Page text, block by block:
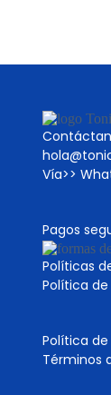
Vía>>
Pagos
Políticas
Política
Política
Términos